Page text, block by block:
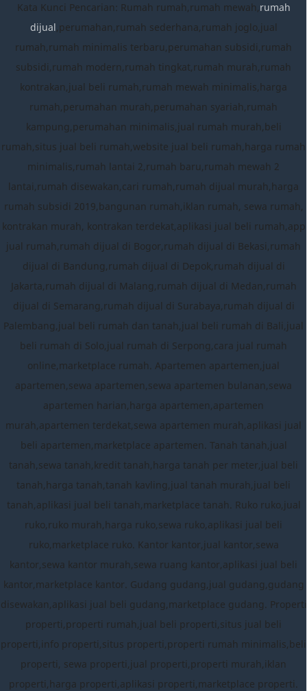
Kata Kunci Pencarian: Rumah rumah,rumah mewah,rumah
dijual,perumahan,rumah sederhana,rumah joglo,jual
rumah,rumah minimalis terbaru,perumahan subsidi,rumah
subsidi,rumah modern,rumah tingkat,rumah murah,rumah
kontrakan,jual beli rumah,rumah mewah minimalis,harga
rumah,perumahan murah,perumahan syariah,rumah
kampung,perumahan minimalis,jual rumah murah,beli
rumah,situs jual beli rumah,website jual beli rumah,harga rumah
minimalis,rumah lantai 2,rumah baru,rumah mewah 2
lantai,rumah disewakan,cari rumah,rumah dijual murah,harga
rumah subsidi 2019,bangunan rumah,iklan rumah, sewa rumah,
kontrakan murah, kontrakan terdekat,aplikasi jual beli rumah,app
jual rumah,rumah dijual di Bogor,rumah dijual di Bekasi,rumah
dijual di Bandung,rumah dijual di Depok,rumah dijual di
Jakarta,rumah dijual di Malang,rumah dijual di Medan,rumah
dijual di Semarang,rumah dijual di Surabaya,rumah dijual di
Palembang,jual beli rumah dan tanah,jual beli rumah di Bali,jual
beli rumah di Solo,jual rumah di Serpong,cara jual rumah
online,marketplace rumah. Apartemen apartemen,jual
apartemen,sewa apartemen,sewa apartemen bulanan,sewa
apartemen harian,harga apartemen,apartemen
murah,apartemen terdekat,sewa apartemen murah,aplikasi jual
beli apartemen,marketplace apartemen. Tanah tanah,jual
tanah,sewa tanah,kredit tanah,harga tanah per meter,jual beli
tanah,harga tanah,tanah kavling,jual tanah murah,jual beli
tanah,aplikasi jual beli tanah,marketplace tanah. Ruko ruko,jual
ruko,ruko murah,harga ruko,sewa ruko,aplikasi jual beli
ruko,marketplace ruko. Kantor kantor,jual kantor,sewa
kantor,sewa kantor murah,sewa ruang kantor,aplikasi jual beli
kantor,marketplace kantor. Gudang gudang,jual gudang,gudang
disewakan,aplikasi jual beli gudang,marketplace gudang. Properti
properti,properti rumah,jual beli properti,situs jual beli
properti,info properti,situs properti,properti rumah minimalis,beli
properti, sewa properti,jual properti,properti murah,iklan
properti,harga properti,aplikasi properti,marketplace properti.